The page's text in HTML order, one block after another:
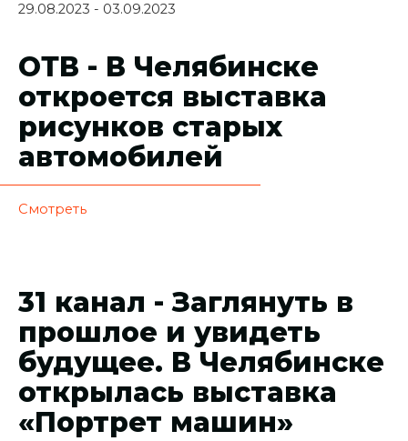
29.08.2023 - 03.09.2023
ОТВ - В Челябинске
откроется выставка
рисунков старых
автомобилей
Смотреть
31 канал - Заглянуть в
прошлое и увидеть
будущее. В Челябинске
открылась выставка
«Портрет машин»